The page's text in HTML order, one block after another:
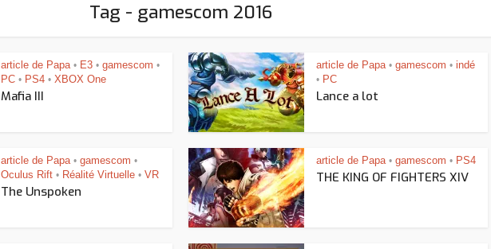
Tag - gamescom 2016
article de Papa • E3 • gamescom •
PC • PS4 • XBOX One
Mafia III
article de Papa • gamescom • indé
• PC
Lance a lot
article de Papa • gamescom •
Oculus Rift • Réalité Virtuelle • VR
The Unspoken
article de Papa • gamescom • PS4
THE KING OF FIGHTERS XIV